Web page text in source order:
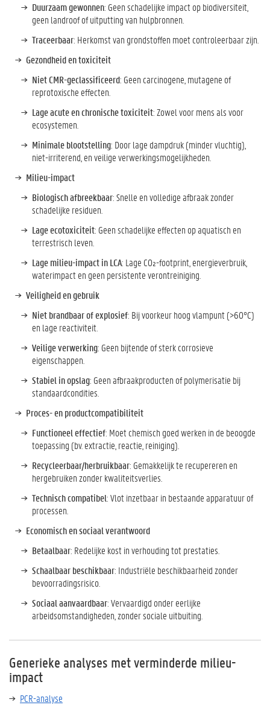
Duurzaam gewonnen: Geen schadelijke impact op biodiversiteit,
geen landroof of uitputting van hulpbronnen.
Traceerbaar: Herkomst van grondstoffen moet controleerbaar zijn.
Gezondheid en toxiciteit
Niet CMR-geclassificeerd: Geen carcinogene, mutagene of
reprotoxische effecten.
Lage acute en chronische toxiciteit: Zowel voor mens als voor
ecosystemen.
Minimale blootstelling: Door lage dampdruk (minder vluchtig),
niet-irriterend, en veilige verwerkingsmogelijkheden.
Milieu-impact
Biologisch afbreekbaar: Snelle en volledige afbraak zonder
schadelijke residuen.
Lage ecotoxiciteit: Geen schadelijke effecten op aquatisch en
terrestrisch leven.
Lage milieu-impact in LCA: Lage CO₂-footprint, energieverbruik,
waterimpact en geen persistente verontreiniging.
Veiligheid en gebruik
Niet brandbaar of explosief: Bij voorkeur hoog vlampunt (>60°C)
en lage reactiviteit.
Veilige verwerking: Geen bijtende of sterk corrosieve
eigenschappen.
Stabiel in opslag: Geen afbraakproducten of polymerisatie bij
standaardcondities.
Proces- en productcompatibiliteit
Functioneel effectief: Moet chemisch goed werken in de beoogde
toepassing (bv. extractie, reactie, reiniging).
Recycleerbaar/herbruikbaar: Gemakkelijk te recupereren en
hergebruiken zonder kwaliteitsverlies.
Technisch compatibel: Vlot inzetbaar in bestaande apparatuur of
processen.
Economisch en sociaal verantwoord
Betaalbaar: Redelijke kost in verhouding tot prestaties.
Schaalbaar beschikbaar: Industriële beschikbaarheid zonder
bevoorradingsrisico.
Sociaal aanvaardbaar: Vervaardigd onder eerlijke
arbeidsomstandigheden, zonder sociale uitbuiting.
Generieke analyses met verminderde milieu-
impact
PCR-analyse